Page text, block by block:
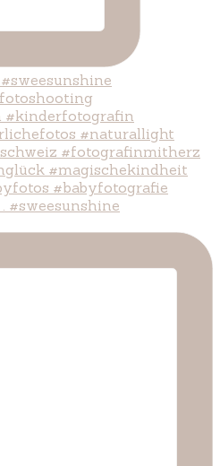
. #sweesunshine